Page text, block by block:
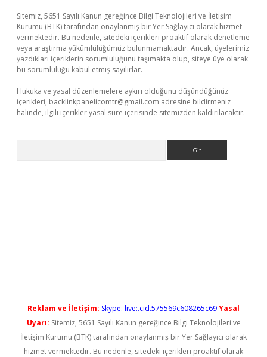
Sitemiz, 5651 Sayılı Kanun gereğince Bilgi Teknolojileri ve İletişim
Kurumu (BTK) tarafından onaylanmış bir Yer Sağlayıcı olarak hizmet
vermektedir. Bu nedenle, sitedeki içerikleri proaktif olarak denetleme
veya araştırma yükümlülüğümüz bulunmamaktadır. Ancak, üyelerimiz
yazdıkları içeriklerin sorumluluğunu taşımakta olup, siteye üye olarak
bu sorumluluğu kabul etmiş sayılırlar.
Hukuka ve yasal düzenlemelere aykırı olduğunu düşündüğünüz
içerikleri, backlinkpanelicomtr@gmail.com adresine bildirmeniz
halinde, ilgili içerikler yasal süre içerisinde sitemizden kaldırılacaktır.
Reklam ve İletişim: Skype: live:.cid.575569c608265c69Yasal
Uyarı: Sitemiz, 5651 Sayılı Kanun gereğince Bilgi Teknolojileri ve
İletişim Kurumu (BTK) tarafından onaylanmış bir Yer Sağlayıcı olarak
hizmet vermektedir. Bu nedenle, sitedeki içerikleri proaktif olarak